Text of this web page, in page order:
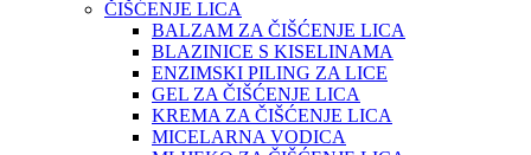
ČIŠĆENJE LICA
BALZAM ZA ČIŠĆENJE LICA
BLAZINICE S KISELINAMA
ENZIMSKI PILING ZA LICE
GEL ZA ČIŠĆENJE LICA
KREMA ZA ČIŠĆENJE LICA
MICELARNA VODICA